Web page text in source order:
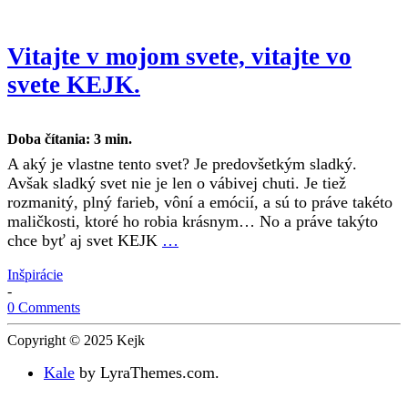
Vitajte v mojom svete, vitajte vo
svete KEJK.
Doba čítania: 3 min.
A aký je vlastne tento svet? Je predovšetkým sladký.
Avšak sladký svet nie je len o vábivej chuti. Je tiež
rozmanitý, plný farieb, vôní a emócií, a sú to práve takéto
maličkosti, ktoré ho robia krásnym… No a práve takýto
chce byť aj svet KEJK …
Inšpirácie
-
0 Comments
Copyright © 2025 Kejk
Kale by LyraThemes.com.